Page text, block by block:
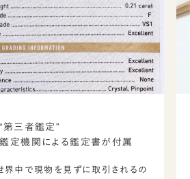
三者鑑定”
定機関による鑑定書が付属
界中で現物を見ずに取引されるの